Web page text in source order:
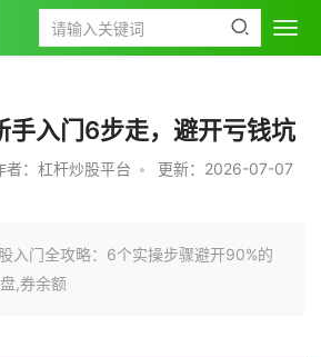
手入门6步走，避开亏钱坑
者：杠杆炒股平台 •
更新：2026-07-07
入门全攻略：6个实操步骤避开90%的
,券余额